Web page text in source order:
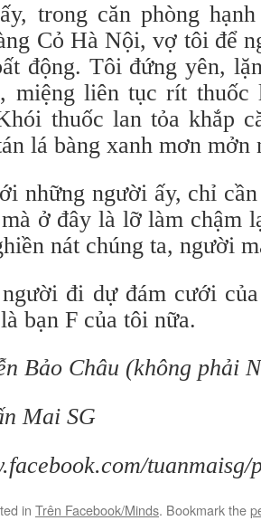
trong căn phòng
Cỏ Hà Nội, vợ tôi để
động. Tôi đứng yên,
miệng liên tục rít
thuốc lan tỏa khắp
lá bàng xanh mơn mởn
những người ấy, chỉ
ở đây là lỡ làm chậm
nát chúng ta, người
đi dự đám cưới
bạn F của tôi nữa.
Bảo Châu (không phải
Mai SG
in Trên Facebook/Minds. Bookmark the